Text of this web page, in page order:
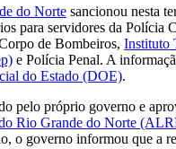
do Norte sancionou nesta
para servidores da Polícia
de Bombeiros, Instituto
e Polícia Penal. A
do Estado (DOE).
pelo próprio governo e
Rio Grande do Norte
o governo informou que a